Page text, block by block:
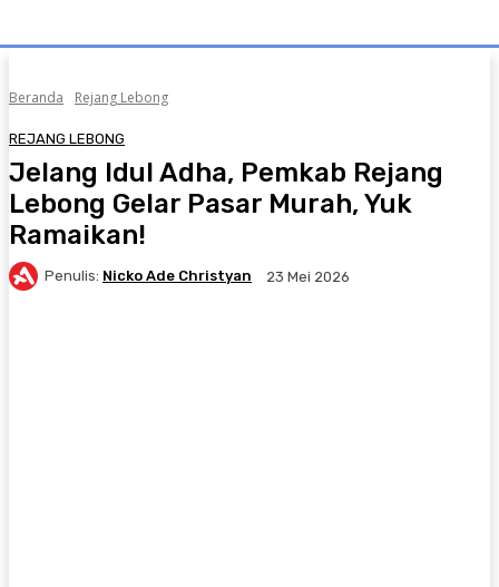
Beranda Rejang Lebong
REJANG LEBONG
Jelang Idul Adha, Pemkab Rejang
Lebong Gelar Pasar Murah, Yuk
Ramaikan!
Penulis: Nicko Ade Christyan 23 Mei 2026